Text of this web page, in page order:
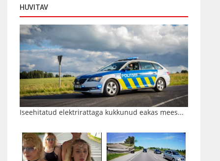
HUVITAV
Iseehitatud elektrirattaga kukkunud eakas mees...